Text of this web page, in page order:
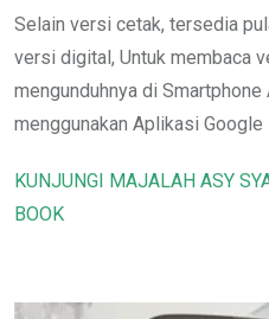
Selain versi cetak, tersedia
versi digital, Untuk membaca
mengunduhnya di Smartphone
menggunakan Aplikasi
KUNJUNGI MAJALAH ASY
BOOK